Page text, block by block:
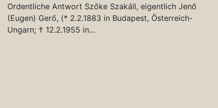
Ordentliche Antwort Szőke Szakáll, eigentlich Jenő
(Eugen) Gerő, (* 2.2.1883 in Budapest, Österreich-
Ungarn; † 12.2.1955 in…